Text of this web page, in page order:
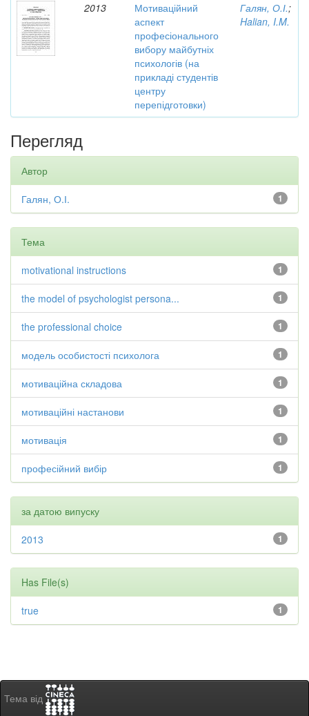
2013
Мотиваційний
аспект
професіонального
вибору майбутніх
психологів (на
прикладі студентів
центру
перепідготовки)
Галян, О.І.;
Halian, I.M.
Перегляд
Автор
1
Галян, О.І.
Тема
1
motivational instructions
1
the model of psychologist persona...
1
the professional choice
1
модель особистості психолога
1
мотиваційна складова
1
мотиваційні настанови
1
мотивація
1
професійний вибір
за датою випуску
1
2013
Has File(s)
1
true
Тема від